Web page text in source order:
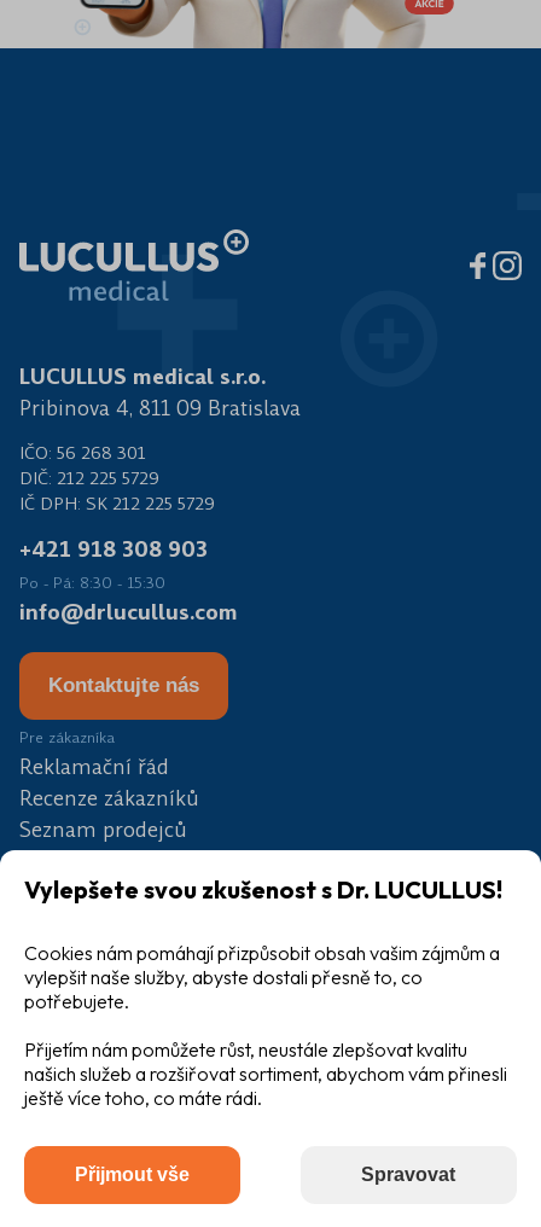
LUCULLUS medical s.r.o.
Pribinova 4, 811 09 Bratislava
IČO: 56 268 301
DIČ: 212 225 5729
IČ DPH: SK 212 225 5729
+421 918 308 903
Po - Pá: 8:30 - 15:30
info@drlucullus.com
Kontaktujte nás
Pre zákazníka
Reklamační řád
Recenze zákazníků
Seznam prodejců
Soutěž
Velkoobchod
Všeobecné obchodní podmínky
Ochrana osobních údajů
Vylepšete svou zkušenost s Dr. LUCULLUS!
Cookies nám pomáhají přizpůsobit obsah vašim zájmům a
vylepšit naše služby, abyste dostali přesně to, co
potřebujete.
Přijetím nám pomůžete růst, neustále zlepšovat kvalitu
našich služeb a rozšiřovat sortiment, abychom vám přinesli
ještě více toho, co máte rádi.
Přijmout vše Spravovat